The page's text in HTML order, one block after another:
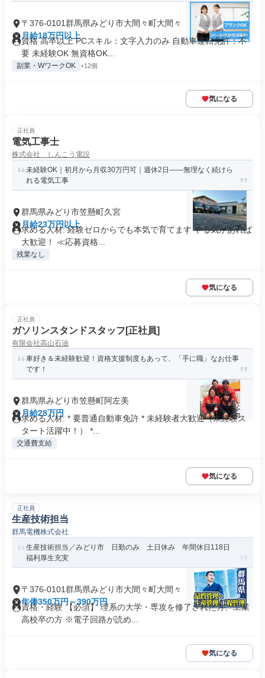
〒376-0101群馬県みどり市大間々町大間々
月給18万円以上
資格 高卒以上 PCスキル：文字入力のみ 自動車運転免許：不
要 未経験OK 無資格OK...
副業・WワークOK +12個
気になる
正社員
電気工事士
株式会社 しんこう電設
未経験OK｜初月から月収30万円可｜週休2日——無理なく続けら
れる電気工事
群馬県みどり市笠懸町久宮
月給23万円以上
求める人材: 経験ゼロからでも本気で育てます やる気があれば
大歓迎！ ≪応募資格...
残業なし
気になる
正社員
ガソリンスタンドスタッフ[正社員]
有限会社高山石油
車好き＆未経験歓迎！資格支援制度もあって、「手に職」なお仕事
です！
群馬県みどり市笠懸町阿左美
月給28万円
求める人材: * 要普通自動車免許 * 未経験者大歓迎（未経験ス
タート活躍中！） *...
交通費支給
気になる
正社員
生産技術担当
群馬電機株式会社
生産技術担当／みどり市 日勤のみ 土日休み 年間休日118日
福利厚生充実
〒376-0101群馬県みどり市大間々町大間々
年俸350万円～390万円
資格・経験 【必須】 理系の大学・専攻を修了された方、工業
高校卒の方 ※電子回路が読め...
気になる